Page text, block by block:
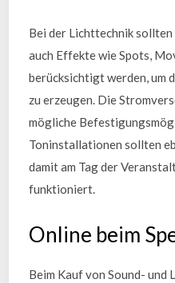
Bei der Lichttechnik
auch Effekte wie Spots,
berücksichtigt werden, um
zu erzeugen. Die
mögliche
Toninstallationen sollten
damit am Tag der
funktioniert.
Online beim
Beim Kauf von Sound- und